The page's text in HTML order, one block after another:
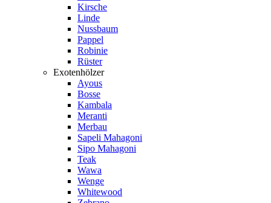
Kirsche
Linde
Nussbaum
Pappel
Robinie
Rüster
Exotenhölzer
Ayous
Bosse
Kambala
Meranti
Merbau
Sapeli Mahagoni
Sipo Mahagoni
Teak
Wawa
Wenge
Whitewood